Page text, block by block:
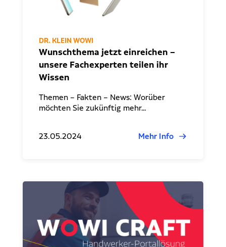
DR. KLEIN WOWI
Wunschthema jetzt einreichen –
unsere Fachexperten teilen ihr
Wissen
Themen – Fakten – News: Worüber
möchten Sie zukünftig mehr…
23.05.2024 Mehr Info